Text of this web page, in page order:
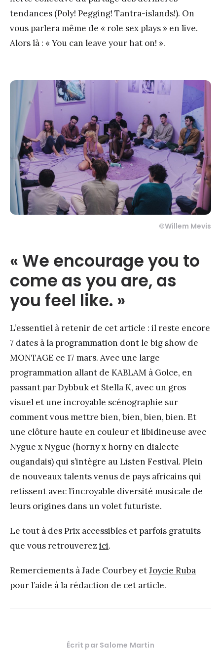
tendances (Poly! Pegging! Tantra-islands!). On
vous parlera même de « role sex plays » en live.
Alors là : « You can leave your hat on! ».
©Willem Mevis
« We encourage you to
come as you are, as
you feel like. »
L’essentiel à retenir de cet article : il reste encore
7 dates à la programmation dont le big show de
MONTAGE ce 17 mars. Avec une large
programmation allant de KABLAM à Golce, en
passant par Dybbuk et Stella K, avec un gros
visuel et une incroyable scénographie sur
comment vous mettre bien, bien, bien, bien. Et
une clôture haute en couleur et libidineuse avec
Nygue x Nygue (horny x horny en dialecte
ougandais) qui s’intègre au Listen Festival. Plein
de nouveaux talents venus de pays africains qui
retissent avec l’incroyable diversité musicale de
leurs origines dans un volet futuriste.
Le tout à des Prix accessibles et parfois gratuits
que vous retrouverez ici.
Remerciements à Jade Courbey etJoycie Ruba
pour l’aide à la rédaction de cet article.
Écrit par Salome Martin